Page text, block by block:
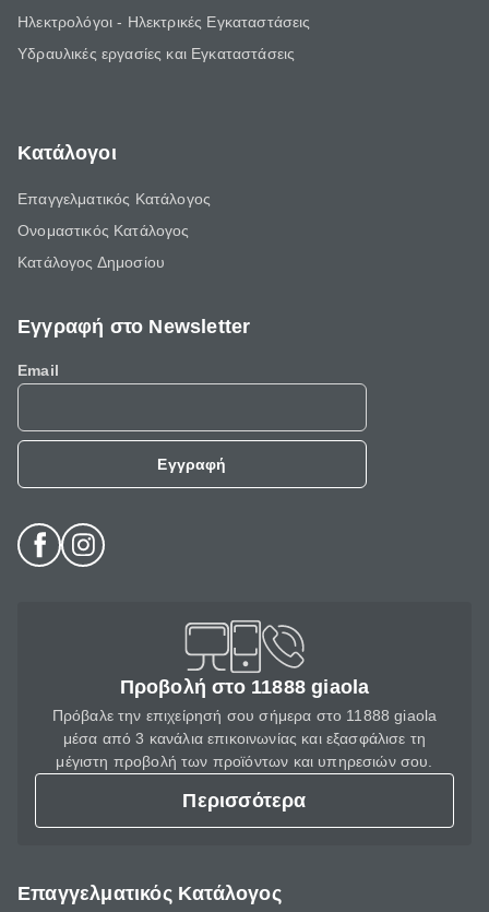
Ηλεκτρολόγοι - Ηλεκτρικές Εγκαταστάσεις
Υδραυλικές εργασίες και Εγκαταστάσεις
Κατάλογοι
Επαγγελματικός Κατάλογος
Ονομαστικός Κατάλογος
Κατάλογος Δημοσίου
Εγγραφή στο Newsletter
Email
Εγγραφή
Προβολή στο 11888 giaola
Πρόβαλε την επιχείρησή σου σήμερα στο 11888 giaola
μέσα από 3 κανάλια επικοινωνίας και εξασφάλισε τη
μέγιστη προβολή των προϊόντων και υπηρεσιών σου.
Περισσότερα
Επαγγελματικός Κατάλογος